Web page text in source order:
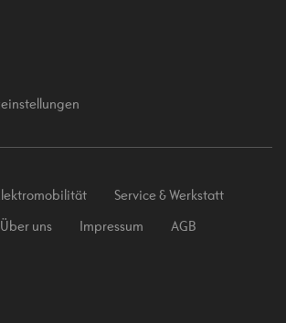
Service & Werkstatt
Über uns Impressum
AGB